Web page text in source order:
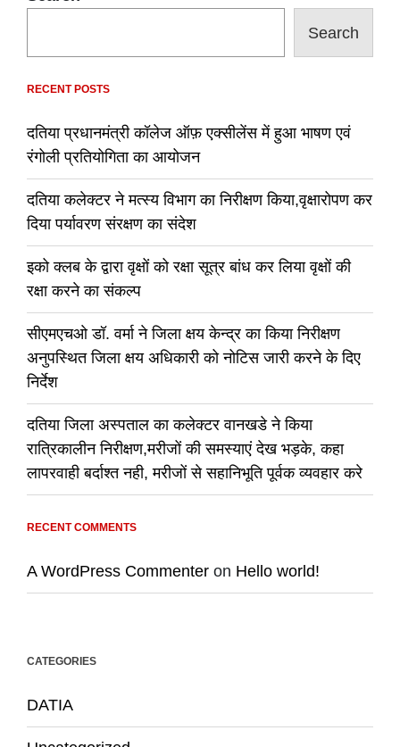
Search
RECENT POSTS
दतिया प्रधानमंत्री कॉलेज ऑफ़ एक्सीलेंस में हुआ भाषण एवं
रंगोली प्रतियोगिता का आयोजन
दतिया कलेक्टर ने मत्स्य विभाग का निरीक्षण किया,वृक्षारोपण कर
दिया पर्यावरण संरक्षण का संदेश
इको क्लब के द्वारा वृक्षों को रक्षा सूत्र बांध कर लिया वृक्षों की
रक्षा करने का संकल्प
सीएमएचओ डॉ. वर्मा ने जिला क्षय केन्द्र का किया निरीक्षण
अनुपस्थित जिला क्षय अधिकारी को नोटिस जारी करने के दिए
निर्देश
दतिया जिला अस्पताल का कलेक्टर वानखडे ने किया
रात्रिकालीन निरीक्षण,मरीजों की समस्याएं देख भड़के, कहा
लापरवाही बर्दाश्त नही, मरीजों से सहानिभूति पूर्वक व्यवहार करे
RECENT COMMENTS
A WordPress Commenter on Hello world!
CATEGORIES
DATIA